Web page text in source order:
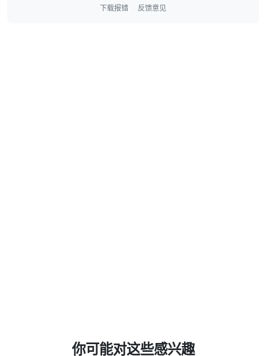
下载报错 反馈意见
你可能对这些感兴趣